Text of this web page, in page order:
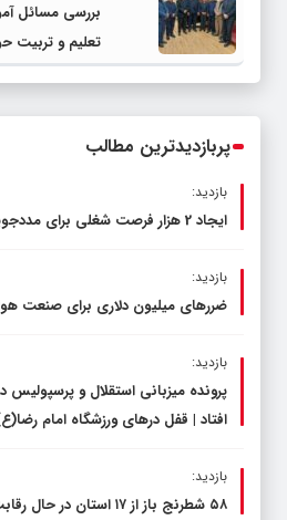
بررسی مسائل
تعلیم و تربیت
مشترک عضو
پربازدیدترین مطالب
بازدید:
ایجاد 2 هزار فرصت شغلی برای مددجویان طی ۵ سال گذشته
بازدید:
ضررهای میلیون دلاری برای صنعت
بازدید:
پرونده میزبانی استقلال و پرسپولیس
افتاد | قفل در‌های ورزشگاه امام
بازدید:
۵۸ شطرنج‌ باز از ۱۷ استان در حال رقابت در گلمکان